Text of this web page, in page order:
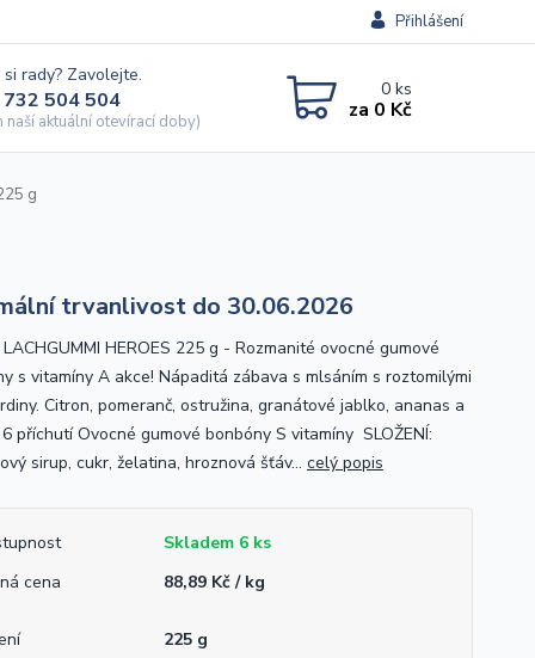
Přihlášení
rady? Zavolejte.
504 504
naší aktuální otevírací doby)
0ks
za 0 Kč
g
trvanlivost do 30.06.2026
LACHGUMMI HEROES 225 g - Rozmanité ovocné gumové
s vitamíny A akce! Nápaditá zábava s mlsáním s roztomilými
Citron, pomeranč, ostružina, granátové jablko, ananas a
příchutí Ovocné gumové bonbóny S vitamíny SLOŽENÍ:
sirup, cukr, želatina, hroznová šťáv... celý popis
Skladem 6 ks
cena
88,89 Kč / kg
225 g